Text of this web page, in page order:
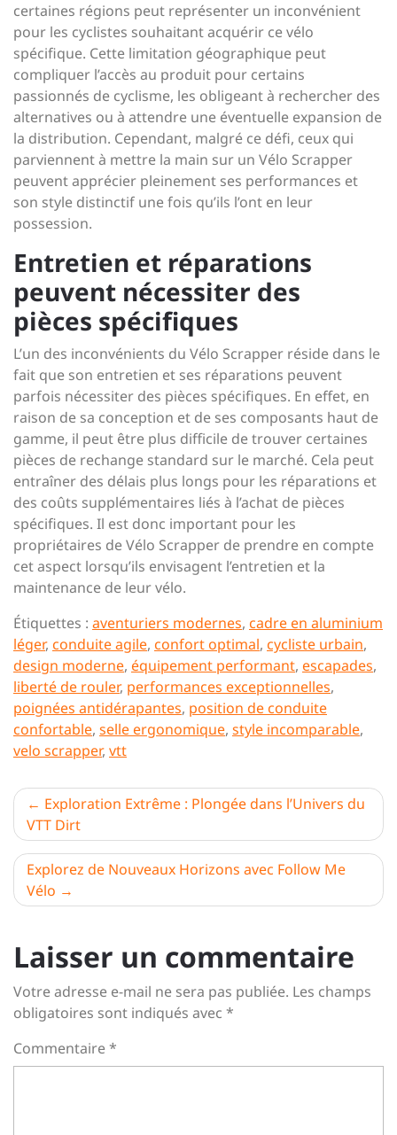
certaines régions peut représenter un inconvénient
pour les cyclistes souhaitant acquérir ce vélo
spécifique. Cette limitation géographique peut
compliquer l’accès au produit pour certains
passionnés de cyclisme, les obligeant à rechercher des
alternatives ou à attendre une éventuelle expansion de
la distribution. Cependant, malgré ce défi, ceux qui
parviennent à mettre la main sur un Vélo Scrapper
peuvent apprécier pleinement ses performances et
son style distinctif une fois qu’ils l’ont en leur
possession.
Entretien et réparations
peuvent nécessiter des
pièces spécifiques
L’un des inconvénients du Vélo Scrapper réside dans le
fait que son entretien et ses réparations peuvent
parfois nécessiter des pièces spécifiques. En effet, en
raison de sa conception et de ses composants haut de
gamme, il peut être plus difficile de trouver certaines
pièces de rechange standard sur le marché. Cela peut
entraîner des délais plus longs pour les réparations et
des coûts supplémentaires liés à l’achat de pièces
spécifiques. Il est donc important pour les
propriétaires de Vélo Scrapper de prendre en compte
cet aspect lorsqu’ils envisagent l’entretien et la
maintenance de leur vélo.
Étiquettes : aventuriers modernes, cadre en aluminium
léger, conduite agile, confort optimal, cycliste urbain,
design moderne, équipement performant, escapades,
liberté de rouler, performances exceptionnelles,
poignées antidérapantes, position de conduite
confortable, selle ergonomique, style incomparable,
velo scrapper, vtt
Navigation
de
l’article
Exploration Extrême : Plongée dans l’Univers du
VTT Dirt
Explorez de Nouveaux Horizons avec Follow Me
Vélo
Laisser un commentaire
Votre adresse e-mail ne sera pas publiée. Les champs
obligatoires sont indiqués avec *
Commentaire*